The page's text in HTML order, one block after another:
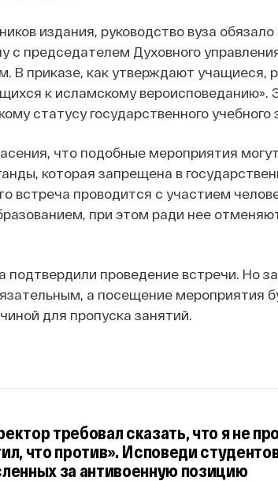
издания, руководство вуза
с председателем Духовного
В приказе, как утверждают учащиеся,
к исламскому вероисповеданию».
статусу государственного учебного
что подобные мероприятия
которая запрещена в
встреча проводится с участием
при этом ради нее
подтвердили проведение встречи. Но
а посещение мероприятия
для пропуска занятий.
требовал сказать, что я не
что против». Исповеди
за антивоенную позицию